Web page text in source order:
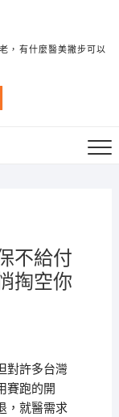
，有什麼醫美撇步可以
不給付
掏空你
對許多台灣
賽跑的開
，就醫需求